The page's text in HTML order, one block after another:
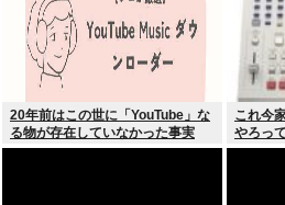
20年前はこの世に「YouTube」な
る物が存在していなかった事実
これ今
やろっ